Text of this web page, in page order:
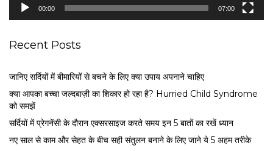
00:00 07:00
Recent Posts
जानिए सर्दियों में बीमारियों से बचने के लिए क्या उपाय अपनाने चाहिए
क्या आपका बच्चा जल्दबाज़ी का शिकार हो रहा है? Hurried Child Syndrome
को समझें
सर्द‍ियों में प्रेगनेंसी के दौरान एक्सरसाइज करते समय इन 5 बातों का रखें ध्यान
नए साल से काम और सेहत के बीच सही संतुलन बनाने के लिए जाने ये 5 अहम तरीके